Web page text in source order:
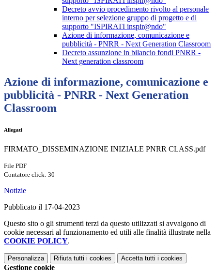
Decreto avvio procedimento rivolto al personale
interno per selezione gruppo di progetto e di
supporto "ISPIRATI inspir@ndo"
Azione di informazione, comunicazione e
pubblicità - PNRR - Next Generation Classroom
Decreto assunzione in bilancio fondi PNRR -
Next generation classroom
Azione di informazione, comunicazione e
pubblicità - PNRR - Next Generation
Classroom
Allegati
FIRMATO_DISSEMINAZIONE INIZIALE PNRR CLASS.pdf
File PDF
Contatore click: 30
Notizie
Pubblicato il 17-04-2023
Questo sito o gli strumenti terzi da questo utilizzati si avvalgono di
cookie necessari al funzionamento ed utili alle finalità illustrate nella
COOKIE POLICY.
Personalizza Rifiuta tutti i cookies Accetta tutti i cookies
Gestione cookie